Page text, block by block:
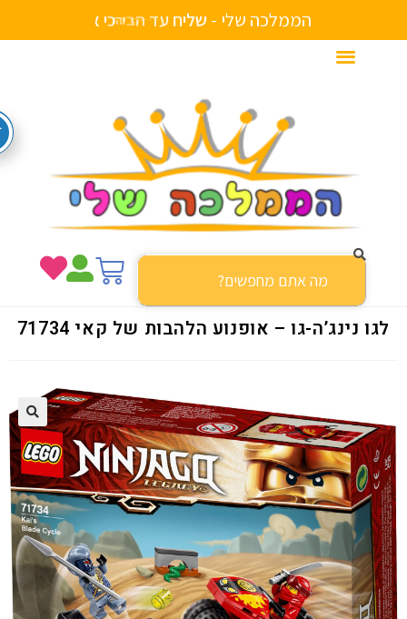
הממלכה שלי -שליחעדהבית
נינג’ה-גו – אופנוע הלהבות של קאי 71734